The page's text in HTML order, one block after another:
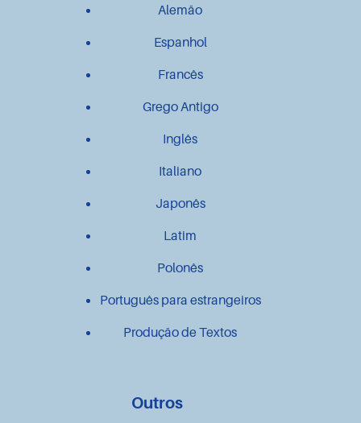
Alemão
Espanhol
Francês
Grego Antigo
Inglês
Italiano
Japonês
Latim
Polonês
Português para estrangeiros
Produção de Textos
Outros